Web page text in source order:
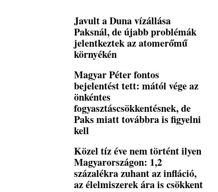
Javult a Duna vízállása
Paksnál, de újabb problémák
jelentkeztek az atomerőmű
környékén
Magyar Péter fontos
bejelentést tett: mától vége az
önkéntes
fogyasztáscsökkentésnek, de
Paks miatt továbbra is figyelni
kell
Közel tíz éve nem történt ilyen
Magyarországon: 1,2
százalékra zuhant az infláció,
az élelmiszerek ára is csökkent